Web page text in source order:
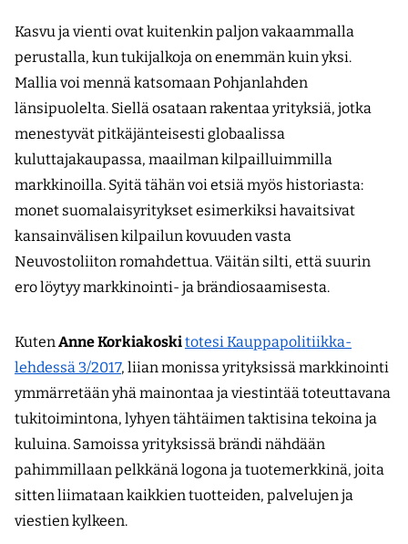
Kasvu ja vienti ovat kuitenkin paljon vakaammalla
perustalla, kun tukijalkoja on enemmän kuin yksi.
Mallia voi mennä katsomaan Pohjanlahden
länsipuolelta. Siellä osataan rakentaa yrityksiä, jotka
menestyvät pitkäjänteisesti globaalissa
kuluttajakaupassa, maailman kilpailluimmilla
markkinoilla. Syitä tähän voi etsiä myös historiasta:
monet suomalaisyritykset esimerkiksi havaitsivat
kansainvälisen kilpailun kovuuden vasta
Neuvostoliiton romahdettua. Väitän silti, että suurin
ero löytyy markkinointi- ja brändiosaamisesta.
KutenAnne Korkiakoskitotesi Kauppapolitiikka-
lehdessä 3/2017, liian monissa yrityksissä markkinointi
ymmärretään yhä mainontaa ja viestintää toteuttavana
tukitoimintona, lyhyen tähtäimen taktisina tekoina ja
kuluina. Samoissa yrityksissä brändi nähdään
pahimmillaan pelkkänä logona ja tuotemerkkinä, joita
sitten liimataan kaikkien tuotteiden, palvelujen ja
viestien kylkeen.